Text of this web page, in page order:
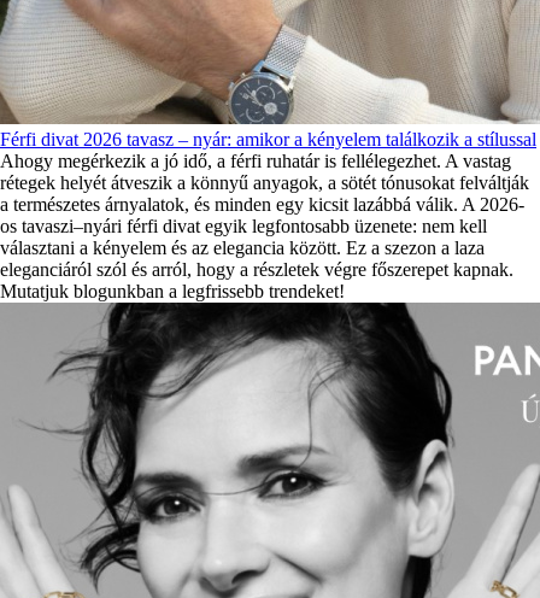
Férfi divat 2026 tavasz – nyár: amikor a kényelem találkozik a stílussal
Ahogy megérkezik a jó idő, a férfi ruhatár is fellélegezhet. A vastag
rétegek helyét átveszik a könnyű anyagok, a sötét tónusokat felváltják
a természetes árnyalatok, és minden egy kicsit lazábbá válik. A 2026-
os tavaszi–nyári férfi divat egyik legfontosabb üzenete: nem kell
választani a kényelem és az elegancia között. Ez a szezon a laza
eleganciáról szól és arról, hogy a részletek végre főszerepet kapnak.
Mutatjuk blogunkban a legfrissebb trendeket!